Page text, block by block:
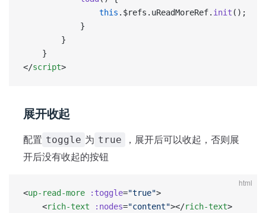
                this
.$refs.uReadMoreRef. init ();
            }
		}
	}
</script>
展开收起
配置 toggle 为 true
，展开后可以收起，否则展
开后没有收起的按钮
html
<up-read-more :toggle="true">
    <
rich-text :nodes="content"></rich-text>